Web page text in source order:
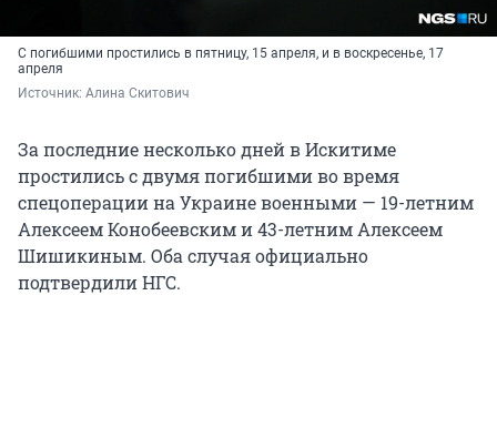
С погибшими простились в пятницу, 15 апреля, и в воскресенье, 17
апреля
Источник: Алина Скитович
За последние несколько дней в Искитиме
простились с двумя погибшими во время
спецоперации на Украине военными — 19-летним
Алексеем Конобеевским и 43-летним Алексеем
Шишикиным. Оба случая официально
подтвердили НГС.